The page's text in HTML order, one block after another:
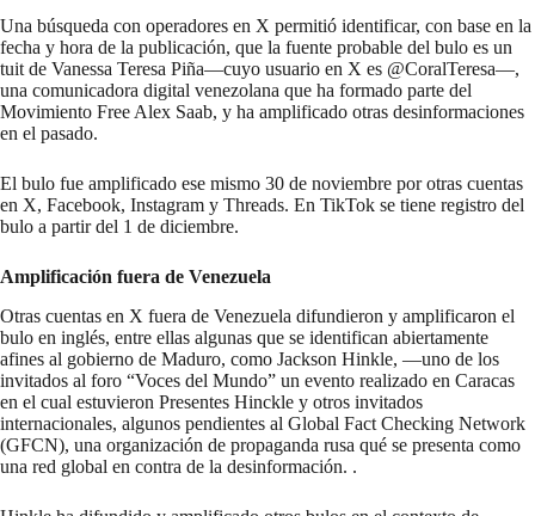
Una búsqueda con operadores en X permitió identificar, con base en la
fecha y hora de la publicación, que la fuente probable del bulo es un
tuit de Vanessa Teresa Piña—cuyo usuario en X es @CoralTeresa—,
una comunicadora digital venezolana que ha formado parte del
Movimiento Free Alex Saab, y ha amplificado otras desinformaciones
en el pasado.
El bulo fue amplificado ese mismo 30 de noviembre por otras cuentas
en X, Facebook, Instagram y Threads. En TikTok se tiene registro del
bulo a partir del 1 de diciembre.
Amplificación fuera de Venezuela
Otras cuentas en X fuera de Venezuela difundieron y amplificaron el
bulo en inglés, entre ellas algunas que se identifican abiertamente
afines al gobierno de Maduro, como Jackson Hinkle, —uno de los
invitados al foro “Voces del Mundo” un evento realizado en Caracas
en el cual estuvieron Presentes Hinckle y otros invitados
internacionales, algunos pendientes al Global Fact Checking Network
(GFCN), una organización de propaganda rusa qué se presenta como
una red global en contra de la desinformación. .